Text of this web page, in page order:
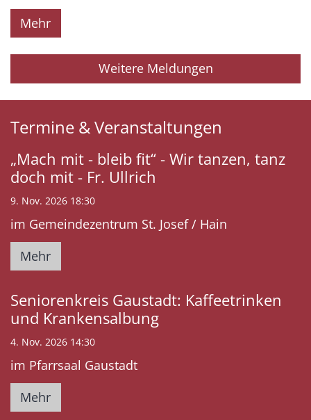
Mehr
Weitere Meldungen
Termine & Veranstaltungen
„Mach mit - bleib fit“ - Wir tanzen, tanz
doch mit - Fr. Ullrich
9. Nov. 2026 18:30
im Gemeindezentrum St. Josef / Hain
Mehr
Seniorenkreis Gaustadt: Kaffeetrinken
und Krankensalbung
4. Nov. 2026 14:30
im Pfarrsaal Gaustadt
Mehr